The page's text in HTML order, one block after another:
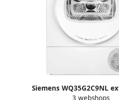
Siemens WQ35G2C9NL
3 webshops